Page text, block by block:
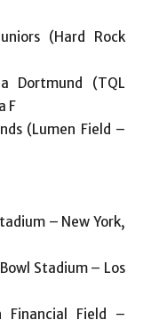
(Hard Rock
Dortmund (TQL
F
(Lumen Field –
– New York,
Stadium – Los
Financial Field –